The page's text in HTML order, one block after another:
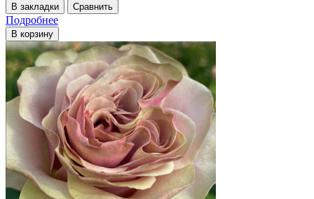
В закладки Сравнить
Подробнее
В корзину